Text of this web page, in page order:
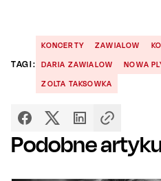
TAGI:
KONCERTY ZAWIALOW
DARIA ZAWIALOW
NOWA
ZOLTA TAKSOWKA
Podobne